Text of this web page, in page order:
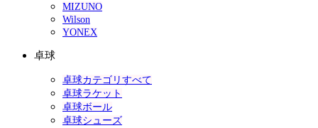
MIZUNO
Wilson
YONEX
卓球
卓球カテゴリすべて
卓球ラケット
卓球ボール
卓球シューズ